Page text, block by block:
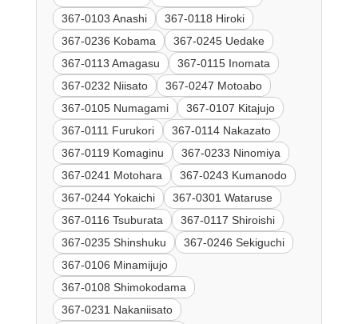
367-0103 Anashi
367-0118 Hiroki
367-0236 Kobama
367-0245 Uedake
367-0113 Amagasu
367-0115 Inomata
367-0232 Niisato
367-0247 Motoabo
367-0105 Numagami
367-0107 Kitajujo
367-0111 Furukori
367-0114 Nakazato
367-0119 Komaginu
367-0233 Ninomiya
367-0241 Motohara
367-0243 Kumanodo
367-0244 Yokaichi
367-0301 Wataruse
367-0116 Tsuburata
367-0117 Shiroishi
367-0235 Shinshuku
367-0246 Sekiguchi
367-0106 Minamijujo
367-0108 Shimokodama
367-0231 Nakaniisato